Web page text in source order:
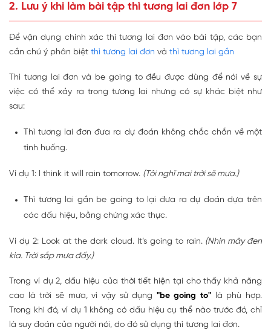
2. Lưu ý khi làm bài tập thì tương lai đơn lớp 7
Để vận dụng chính xác thì tương lai đơn vào bài tập, các bạn
cần chú ý phân biệt thì tương lai đơn và thì tương lai gần
Thì tương lai đơn và be going to đều được dùng để nói về sự
việc có thể xảy ra trong tương lai nhưng có sự khác biệt như
sau:
Thì tương lai đơn đưa ra dự đoán không chắc chắn về một
tình huống.
Ví dụ 1: I think it will rain tomorrow. (Tôi nghĩ mai trời sẽ mưa.)
Thì tương lai gần be going to lại đưa ra dự đoán dựa trên
các dấu hiệu, bằng chứng xác thực.
Ví dụ 2: Look at the dark cloud. It’s going to rain. (Nhìn mây đen
kìa. Trời sắp mưa đấy.)
Trong ví dụ 2, dấu hiệu của thời tiết hiện tại cho thấy khả năng
cao là trời sẽ mưa, vì vậy sử dụng "be going to" là phù hợp.
Trong khi đó, ví dụ 1 không có dấu hiệu cụ thể nào trước đó, chỉ
là suy đoán của người nói, do đó sử dụng thì tương lai đơn.